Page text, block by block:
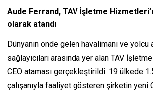
Aude Ferrand, TAV İşletme
olarak atandı
Dünyanın önde gelen havalimanı ve yolcu
sağlayıcıları arasında yer alan TAV
CEO ataması gerçekleştirildi. 19 ülkede
çalışanıyla faaliyet gösteren şirketin yeni